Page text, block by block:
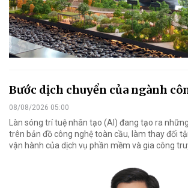
Bước dịch chuyển của ngành
08/08/2026 05:00
Làn sóng trí tuệ nhân tạo (AI) đang tạo ra
trên bản đồ công nghệ toàn cầu, làm thay đổi
vận hành của dịch vụ phần mềm và gia công